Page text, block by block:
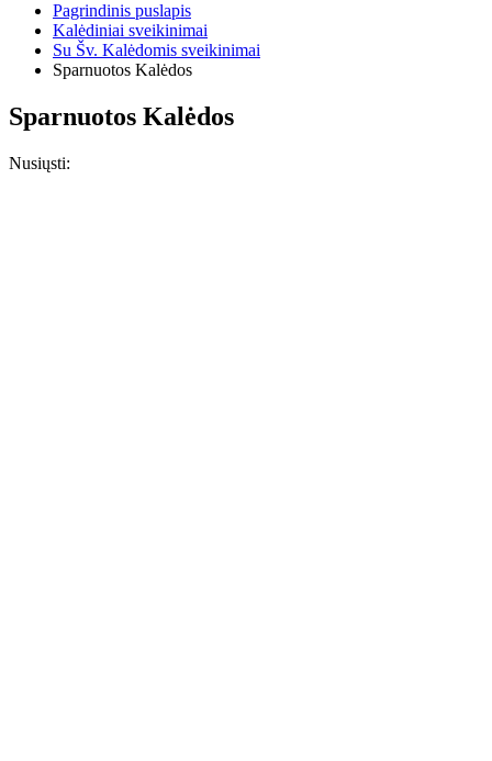
Pagrindinis puslapis
Kalėdiniai sveikinimai
Su Šv. Kalėdomis sveikinimai
Sparnuotos Kalėdos
Sparnuotos Kalėdos
Nusiųsti: